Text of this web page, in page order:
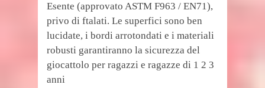
Esente (approvato ASTM F963 / EN71),
privo di ftalati. Le superfici sono ben
lucidate, i bordi arrotondati e i materiali
robusti garantiranno la sicurezza del
giocattolo per ragazzi e ragazze di 1 2 3
anni